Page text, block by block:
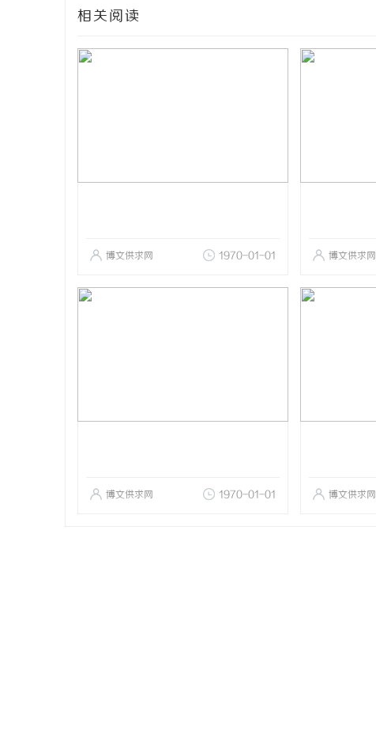
相关阅读
博文供求网 1970-01-01 博文供求网
博文供求网 1970-01-01 博文供求网